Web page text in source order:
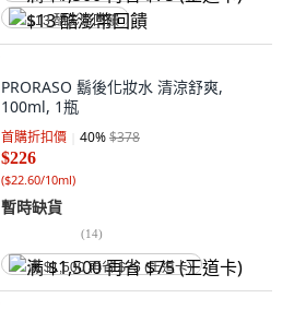
$13 酷澎幣回饋
PRORASO 鬍後化妝水 清涼舒爽,
100ml, 1瓶
首購折扣價 40%$378
$226
($22.60/10ml)
暫時缺貨
(14)
满 $1,500 再省 $75 (王道卡)